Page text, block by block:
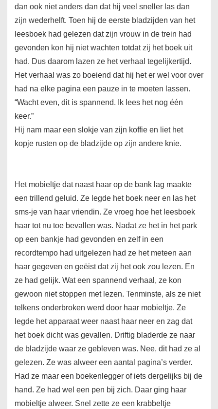
dan ook niet anders dan dat hij veel sneller las dan
zijn wederhelft. Toen hij de eerste bladzijden van het
leesboek had gelezen dat zijn vrouw in de trein had
gevonden kon hij niet wachten totdat zij het boek uit
had. Dus daarom lazen ze het verhaal tegelijkertijd.
Het verhaal was zo boeiend dat hij het er wel voor over
had na elke pagina een pauze in te moeten lassen.
“Wacht even, dit is spannend. Ik lees het nog één
keer.”
Hij nam maar een slokje van zijn koffie en liet het
kopje rusten op de bladzijde op zijn andere knie.
Het mobieltje dat naast haar op de bank lag maakte
een trillend geluid. Ze legde het boek neer en las het
sms-je van haar vriendin. Ze vroeg hoe het leesboek
haar tot nu toe bevallen was. Nadat ze het in het park
op een bankje had gevonden en zelf in een
recordtempo had uitgelezen had ze het meteen aan
haar gegeven en geëist dat zij het ook zou lezen. En
ze had gelijk. Wat een spannend verhaal, ze kon
gewoon niet stoppen met lezen. Tenminste, als ze niet
telkens onderbroken werd door haar mobieltje. Ze
legde het apparaat weer naast haar neer en zag dat
het boek dicht was gevallen. Driftig bladerde ze naar
de bladzijde waar ze gebleven was. Nee, dit had ze al
gelezen. Ze was alweer een aantal pagina’s verder.
Had ze maar een boekenlegger of iets dergelijks bij de
hand. Ze had wel een pen bij zich. Daar ging haar
mobieltje alweer. Snel zette ze een krabbeltje